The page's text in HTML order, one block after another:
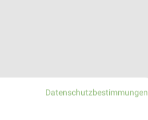
Datenschutzbestimmungen